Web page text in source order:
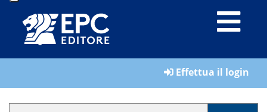
LIBRI
Effettua il login